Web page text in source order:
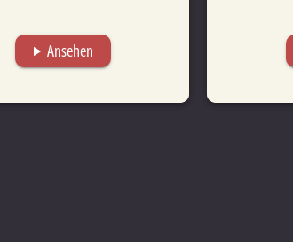
play_arrow Ansehen